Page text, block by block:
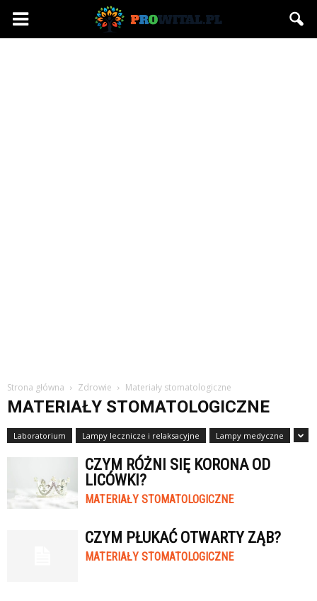
Prowital.pl
Strona główna Zdrowie Materiały stomatologiczne
MATERIAŁY STOMATOLOGICZNE
Laboratorium Lampy lecznicze i relaksacyjne Lampy medyczne
CZYM RÓŻNI SIĘ KORONA OD
LICÓWKI?
MATERIAŁY STOMATOLOGICZNE
CZYM PŁUKAĆ OTWARTY ZĄB?
MATERIAŁY STOMATOLOGICZNE